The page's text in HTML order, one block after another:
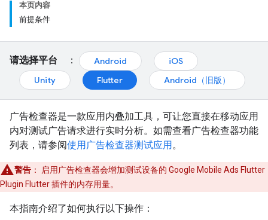
本页内容
前提条件
请选择平台 ： Android
iOS
Unity
Flutter Android（旧版）
广告检查器是一款应用内叠加工具，可让您直接在移动应用
内对测试广告请求进行实时分析。如需查看广告检查器功能
列表，请参阅使用广告检查器测试应用。
警告 ： 启用广告检查器会增加测试设备的 Google Mobile Ads Flutter
Plugin Flutter 插件的内存用量。
本指南介绍了如何执行以下操作：